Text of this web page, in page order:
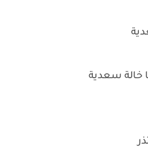
خالة سعدية